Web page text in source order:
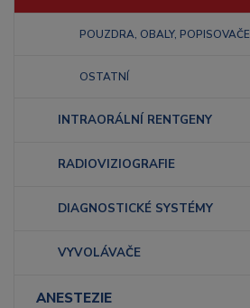
POUZDRA, OBALY, POPISOVAČE
OSTATNÍ
INTRAORÁLNÍ RENTGENY
RADIOVIZIOGRAFIE
DIAGNOSTICKÉ SYSTÉMY
VYVOLÁVAČE
ANESTEZIE